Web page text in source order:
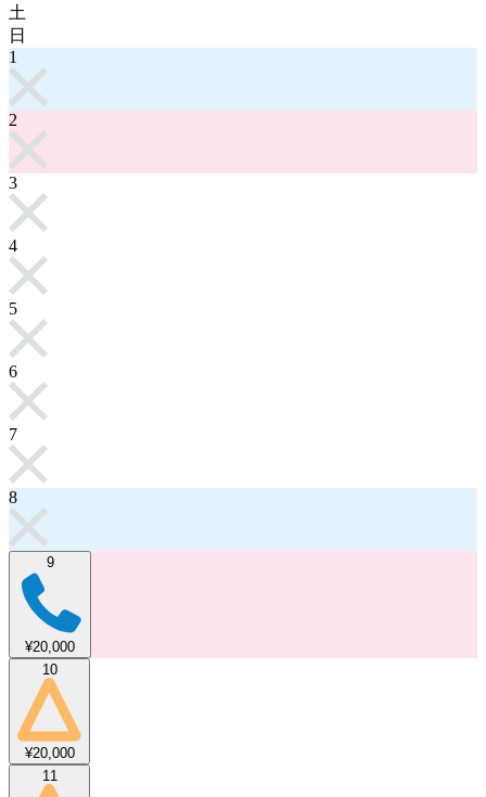
土
日
1
2
3
4
5
6
7
8
9
¥20,000
10
¥20,000
11